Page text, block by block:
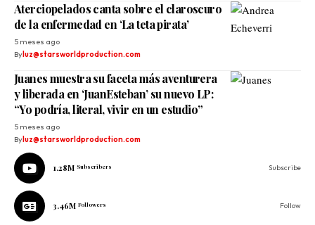
Aterciopelados canta sobre el claroscuro
de la enfermedad en ‘La teta pirata’
5 meses ago
Byluz@starsworldproduction.com
Juanes muestra su faceta más aventurera
y liberada en ‘JuanEsteban’ su nuevo LP:
“Yo podría, literal, vivir en un estudio”
5 meses ago
Byluz@starsworldproduction.com
1.28M Subscribers Subscribe
3.46M Followers Follow